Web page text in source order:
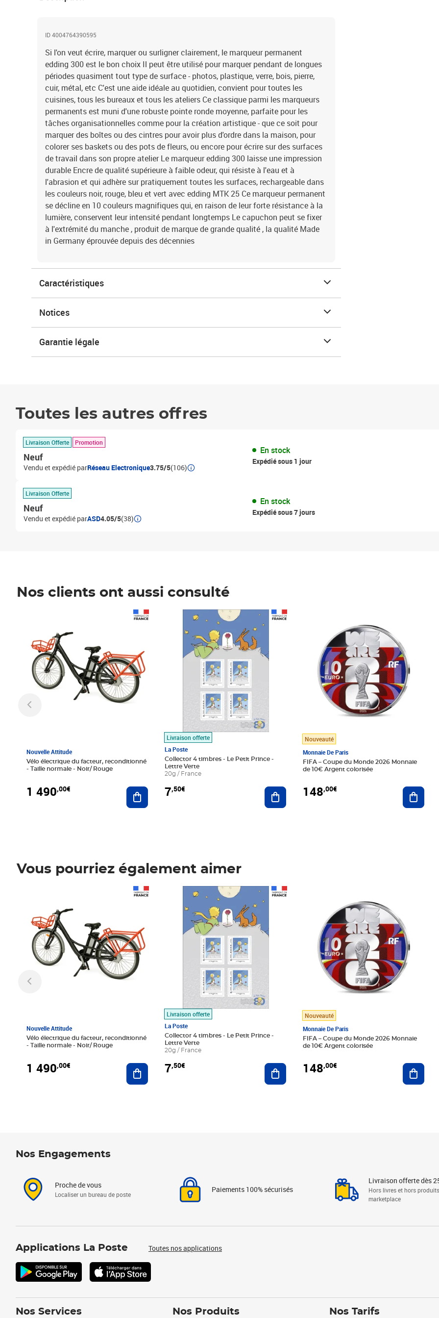
ID 4004764390595
Si l'on veut écrire, marquer ou surligner clairement, le marqueur permanent
edding 300 est le bon choix Il peut être utilisé pour marquer pendant de longues
périodes quasiment tout type de surface - photos, plastique, verre, bois, pierre,
cuir, métal, etc C'est une aide idéale au quotidien, convient pour toutes les
cuisines, tous les bureaux et tous les ateliers Ce classique parmi les marqueurs
permanents est muni d'une robuste pointe ronde moyenne, parfaite pour les
tâches organisationnelles comme pour la création artistique - que ce soit pour
marquer des boîtes ou des cintres pour avoir plus d'ordre dans la maison, pour
colorer ses baskets ou des pots de fleurs, ou encore pour écrire sur des surfaces
de travail dans son propre atelier Le marqueur edding 300 laisse une impression
durable Encre de qualité supérieure à faible odeur, qui résiste à l'eau et à
l'abrasion et qui adhère sur pratiquement toutes les surfaces, rechargeable dans
les couleurs noir, rouge, bleu et vert avec edding MTK 25 Ce marqueur permanent
se décline en 10 couleurs magnifiques qui, en raison de leur forte résistance à la
lumière, conservent leur intensité pendant longtemps Le capuchon peut se fixer
à l'extrémité du manche , produit de marque de grande qualité , la qualité Made
in Germany éprouvée depuis des décennies
Caractéristiques
Notices
Garantie légale
Toutes les autres offres
Livraison Offerte Promotion
Neuf
Vendu et expédié parRéseau Electronique3.75/5(106)
En stock
Expédié sous 1 jour
Livraison Offerte
Neuf
Vendu et expédié parASD4.05/5(38)
En stock
Expédié sous 7 jours
Nos clients ont aussi consulté
Nouvelle Attitude
Vélo électrique du facteur, reconditionné
- Taille normale - Noir/ Rouge
1 490,00€ Ajouter au panier
Livraison offerte
La Poste
Collector 4 timbres - Le Petit Prince -
Lettre Verte
20g / France
7,50€
Prix 7,50€
Ajouter au panier
Nouveauté
Monnaie De Paris
FIFA – Coupe du Monde 2026 Monnaie
de 10€ Argent colorisée
148,00€
Vous pourriez également aimer
Nouvelle Attitude
Vélo électrique du facteur, reconditionné
- Taille normale - Noir/ Rouge
1 490,00€ Ajouter au panier
Livraison offerte
La Poste
Collector 4 timbres - Le Petit Prince -
Lettre Verte
20g / France
7,50€
Prix 7,50€
Ajouter au panier
Nouveauté
Monnaie De Paris
FIFA – Coupe du Monde 2026 Monnaie
de 10€ Argent colorisée
148,00€
Nos Engagements
Proche de vous
Localiser un bureau de poste
Paiements 100% sécurisés
Livraison offerte dès
Hors livres et hors produits
marketplace
Applications La Poste Toutes nos applications
Nos Services Nos Produits Nos Tarifs